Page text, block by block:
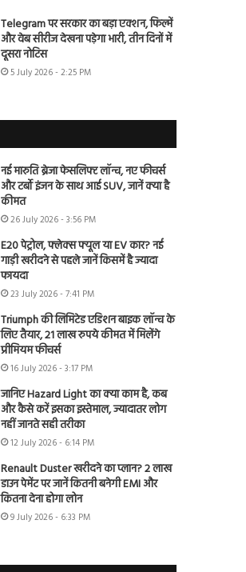
Telegram पर सरकार का बड़ा एक्शन, फिल्में
और वेब सीरीज देखना पड़ेगा भारी, तीन दिनों में
दूसरा नोटिस
5 July 2026 - 2:25 PM
नई मारुति ब्रेजा फेसलिफ्ट लॉन्च, नए फीचर्स
और टर्बो इंजन के साथ आई SUV, जानें क्या है
कीमत
26 July 2026 - 3:56 PM
E20 पेट्रोल, फ्लेक्स फ्यूल या EV कार? नई
गाड़ी खरीदने से पहले जानें किसमें है ज्यादा
फायदा
23 July 2026 - 7:41 PM
Triumph की लिमिटेड एडिशन बाइक लॉन्च के
लिए तैयार, 21 लाख रुपये कीमत में मिलेंगे
प्रीमियम फीचर्स
16 July 2026 - 3:17 PM
जानिए Hazard Light का क्या काम है, कब
और कैसे करें इसका इस्तेमाल, ज्यादातर लोग
नहीं जानते सही तरीका
12 July 2026 - 6:14 PM
Renault Duster खरीदने का प्लान? 2 लाख
डाउन पेमेंट पर जानें कितनी बनेगी EMI और
कितना देना होगा लोन
9 July 2026 - 6:33 PM